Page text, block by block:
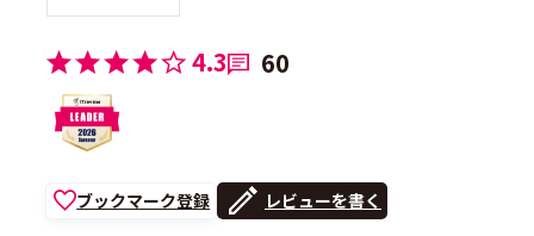
4.3 60
ブックマーク登録 レビューを書く